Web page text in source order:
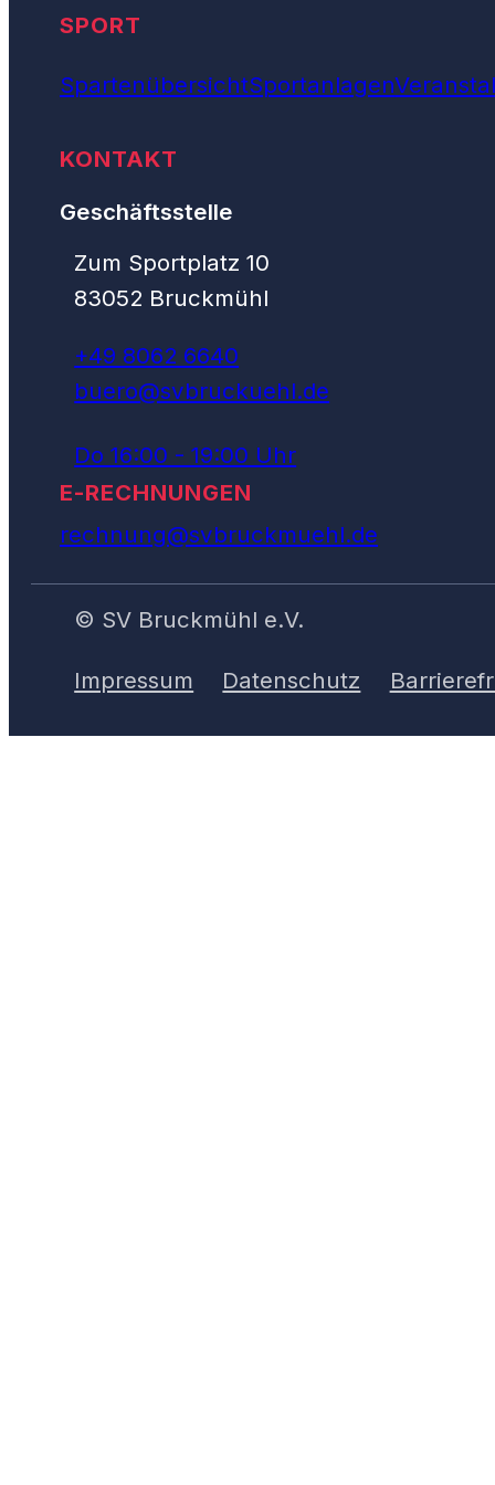
SPORT
SpartenübersichtSportanlagen
KONTAKT
Geschäftsstelle
Zum Sportplatz 10
83052 Bruckmühl
+49 8062 6640
buero@svbruckuehl.de
Do 16:00 - 19:00 Uhr
E-RECHNUNGEN
rechnung@svbruckmuehl.de
© SV Bruckmühl e.V.
Impressum Datenschutz